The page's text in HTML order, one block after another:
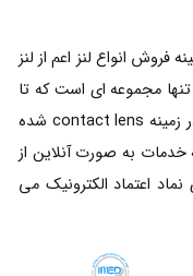
کار خود را در زمینه فروش انواع لنز اعم از لنز
مجموعه ای است که تا
کنون موفق به دریافت مجوز رسمی فروش در زمینه contact lens شده
و ارائه خدمات به صورت آنلاین از
اعتماد الکترونیک می